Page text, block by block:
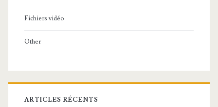
Fichiers vidéo
Other
ARTICLES RÉCENTS